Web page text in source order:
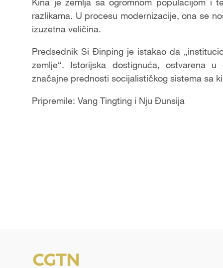
razlikama. U procesu modernizacije, ona se
izuzetna veličina.
Predsednik Si Đinping je istakao da
zemlje“. Istorijska dostignuća, ostvarena
značajne prednosti socijalističkog sistema sa
Pripremile: Vang Tingting i Nju Đunsija